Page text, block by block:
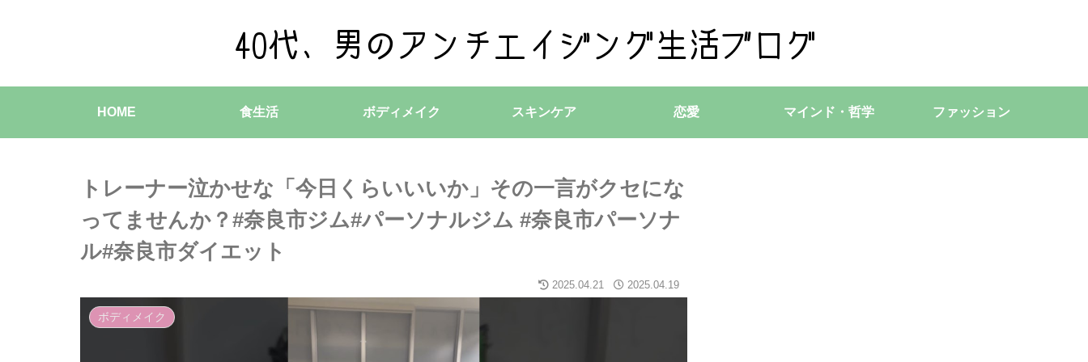
HOME 食生活 ボディメイク スキンケア 恋愛 マインド・哲学 ファッション
トレーナー泣かせな「今日くらいいいか」その一言がクセにな
ってませんか？#奈良市ジム#パーソナルジム #奈良市パーソナ
ル#奈良市ダイエット
2025.04.21 2025.04.19
ボディメイク